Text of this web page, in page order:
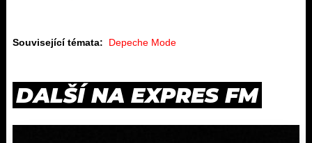
Související témata: Depeche Mode
DALŠÍ NA EXPRES FM